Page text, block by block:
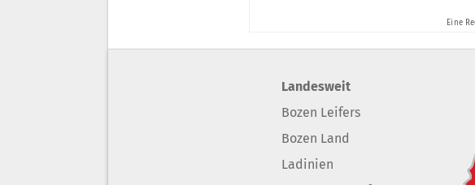
Landesweit
Bozen Leifers
Bozen Land
Ladinien